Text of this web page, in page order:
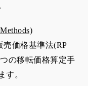
売価格基準法(RP
の移転価格算定手
す。